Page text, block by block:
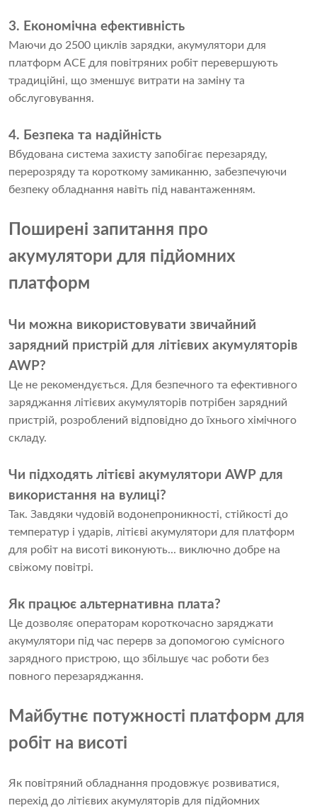
3. Економічна ефективність
Маючи до 2500 циклів зарядки, акумулятори для
платформ ACE для повітряних робіт перевершують
традиційні, що зменшує витрати на заміну та
обслуговування.
4. Безпека та надійність
Вбудована система захисту запобігає перезаряду,
перерозряду та короткому замиканню, забезпечуючи
безпеку обладнання навіть під навантаженням.
Поширені запитання про
акумулятори для підйомних
платформ
Чи можна використовувати звичайний
зарядний пристрій для літієвих акумуляторів
AWP?
Це не рекомендується. Для безпечного та ефективного
заряджання літієвих акумуляторів потрібен зарядний
пристрій, розроблений відповідно до їхнього хімічного
складу.
Чи підходять літієві акумулятори AWP для
використання на вулиці?
Так. Завдяки чудовій водонепроникності, стійкості до
температур і ударів, літієві акумулятори для платформ
для робіт на висоті виконують... виключно добре на
свіжому повітрі.
Як працює альтернативна плата?
Це дозволяє операторам короткочасно заряджати
акумулятори під час перерв за допомогою сумісного
зарядного пристрою, що збільшує час роботи без
повного перезаряджання.
Майбутнє потужності платформ для
робіт на висоті
Як повітряний обладнання продовжує розвиватися,
перехід до літієвих акумуляторів для підйомних